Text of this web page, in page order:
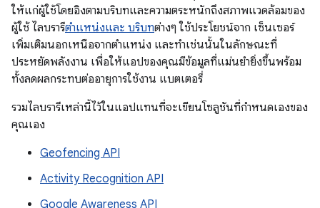
ให้แก่ผู้ใช้โดยอิงตามบริบทและความตระหนักถึงสภาพแวดล้อมของ
ผู้ใช้ ไลบรารีตำแหน่งและ บริบทต่างๆ ใช้ประโยชน์จาก เซ็นเซอร์
เพิ่มเติมนอกเหนือจากตำแหน่ง และทำเช่นนั้นในลักษณะที่
ประหยัดพลังงาน เพื่อให้แอปของคุณมีข้อมูลที่แม่นยำยิ่งขึ้นพร้อม
ทั้งลดผลกระทบต่ออายุการใช้งาน แบตเตอรี่
รวมไลบรารีเหล่านี้ไว้ในแอปแทนที่จะเขียนโซลูชันที่กำหนดเองของ
คุณเอง
Geofencing API
Activity Recognition API
Google Awareness API